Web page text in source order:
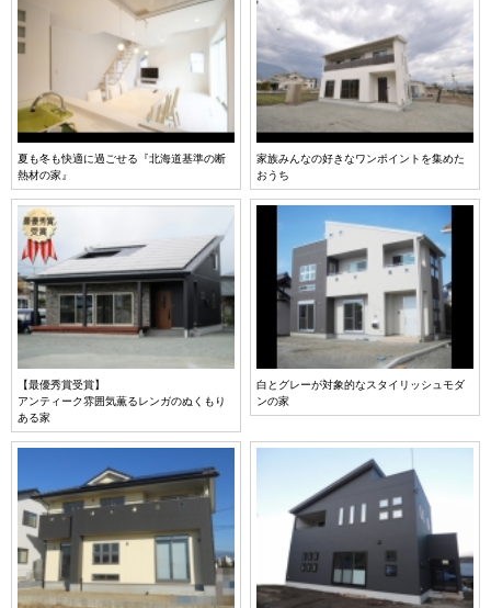
夏も冬も快適に過ごせる『北海道基準の断
熱材の家』
家族みんなの好きなワンポイントを集めた
おうち
【最優秀賞受賞】
アンティーク雰囲気薫るレンガのぬくもり
ある家
白とグレーが対象的なスタイリッシュモダ
ンの家